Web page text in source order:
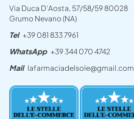
Via Duca D’Aosta, 57/58/59 80028
Grumo Nevano (NA)
Tel +39 081 833 7961
WhatsApp +39 344 070 4742
Mail lafarmaciadelsole@gmail.com